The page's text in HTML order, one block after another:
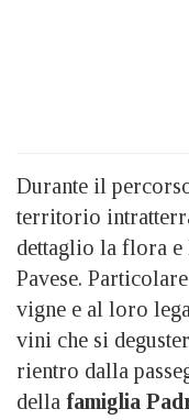
Durante il
territorio
dettaglio la flora e
Pavese.
vigne e al loro
vini che si
rientro dalla
della famiglia